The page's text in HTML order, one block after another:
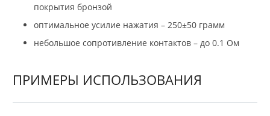
покрытия бронзой
оптимальное усилие нажатия – 250±50 грамм
небольшое сопротивление контактов – до 0.1 Ом
ПРИМЕРЫ ИСПОЛЬЗОВАНИЯ